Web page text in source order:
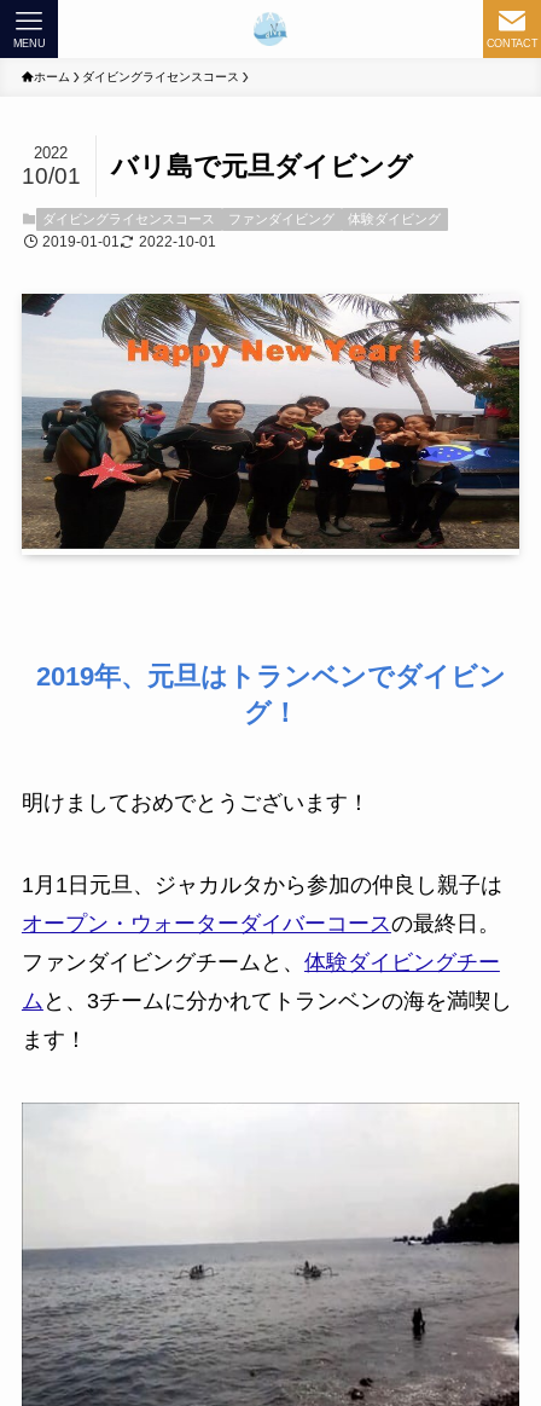
CONTACT
MENU
ホーム ダイビングライセンスコース
バリ島で元旦ダイビング
2022
10/01
ダイビングライセンスコース ファンダイビング 体験ダイビング
2019-01-01 2022-10-01
2019年、元旦はトランベンでダイビン
グ！
明けましておめでとうございます！
1月1日元旦、ジャカルタから参加の仲良し親子は
オープン・ウォーターダイバーコースの最終日。
ファンダイビングチームと、 体験ダイビングチー
ム と、3チームに分かれてトランベンの海を満喫し
ます！